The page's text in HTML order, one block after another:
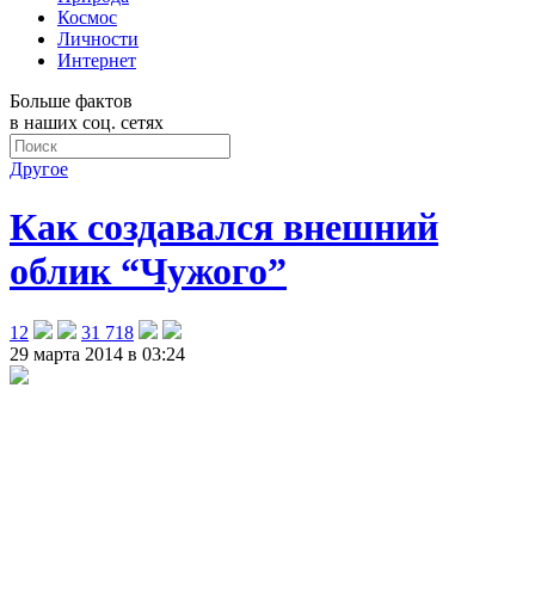
Космос
Личности
Интернет
Больше фактов
в наших соц. сетях
Другое
Как создавался внешний
облик “Чужого”
12
31 718
29 марта 2014 в 03:24